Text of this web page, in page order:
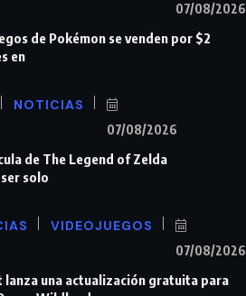
07/08/2026
de Pokémon se venden por $2
en
NOTICIAS
07/08/2026
de The Legend of Zelda
solo
VIDEOJUEGOS
07/08/2026
lanza una actualización gratuita para